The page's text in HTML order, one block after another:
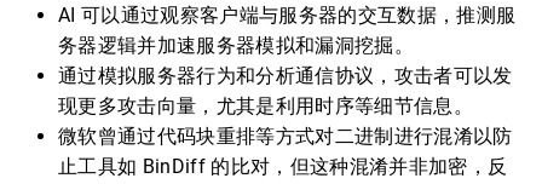
AI 可以通过观察客户端与服务器的交互数据，推测服
务器逻辑并加速服务器模拟和漏洞挖掘。
通过模拟服务器行为和分析通信协议，攻击者可以发
现更多攻击向量，尤其是利用时序等细节信息。
微软曾通过代码块重排等方式对二进制进行混淆以防
止工具如 BinDiff 的比对，但这种混淆并非加密，反